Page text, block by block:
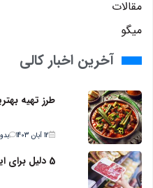
مقالات
میگو
آخرین اخبار کالی
طرز تهیه
12 آبان 1403
5 دلیل برای اینکه بسته بندی گوشت مهم است